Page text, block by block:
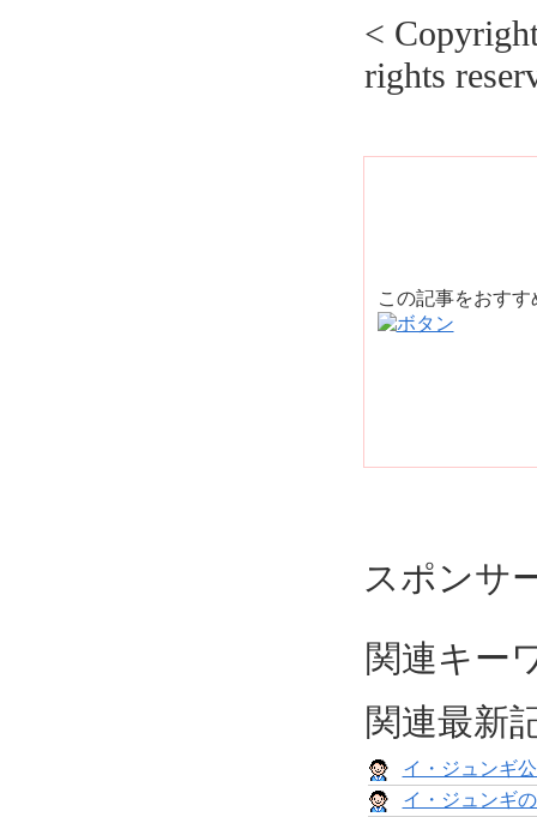
<
rights
この記事をおす
スポンサ
関連キー
関連最新
イ・ジュンギ
イ・ジュンギ